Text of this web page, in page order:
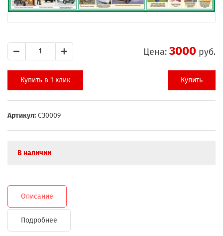
Цена: 3000 руб.
Купить в 1 клик Купить
Артикул: СЗ0009
В наличии
Описание
Подробнее